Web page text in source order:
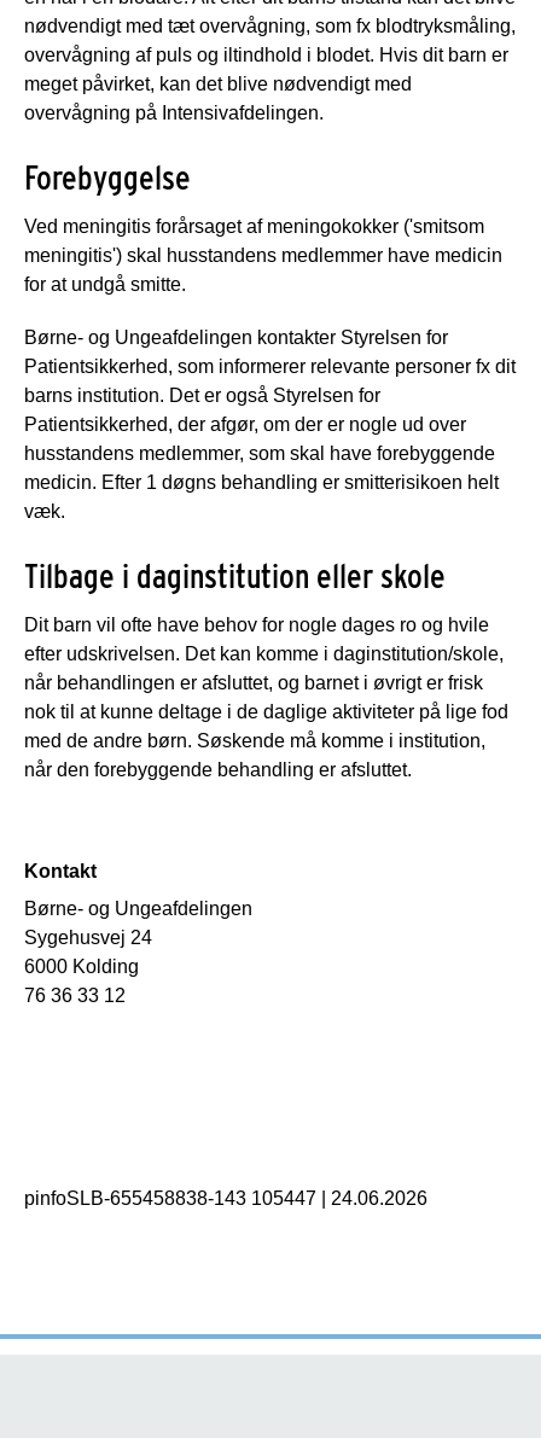
nødvendigt med tæt overvågning, som fx blodtryksmåling,
overvågning af puls og iltindhold i blodet. Hvis dit barn er
meget påvirket, kan det blive nødvendigt med
overvågning på Intensivafdelingen.
Forebyggelse
Ved meningitis forårsaget af meningokokker ('smitsom
meningitis') skal husstandens medlemmer have medicin
for at undgå smitte.
Børne- og Ungeafdelingen kontakter Styrelsen for
Patientsikkerhed, som informerer relevante personer fx dit
barns institution. Det er også Styrelsen for
Patientsikkerhed, der afgør, om der er nogle ud over
husstandens medlemmer, som skal have forebyggende
medicin. Efter 1 døgns behandling er smitterisikoen helt
væk.
Tilbage i daginstitution eller skole
Dit barn vil ofte have behov for nogle dages ro og hvile
efter udskrivelsen. Det kan komme i daginstitution/skole,
når behandlingen er afsluttet, og barnet i øvrigt er frisk
nok til at kunne deltage i de daglige aktiviteter på lige fod
med de andre børn. Søskende må komme i institution,
når den forebyggende behandling er afsluttet.
Kontakt
Børne- og Ungeafdelingen
Sygehusvej 24
6000 Kolding
76 36 33 12
pinfoSLB-655458838-143 105447 24.06.2026